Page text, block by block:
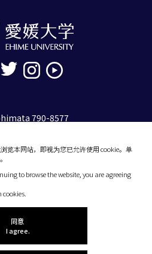
览本网站，即视为您已允许使用 cookie。单
to browse the website, you are agreeing
同意
I agree.
790-8577
Ehime 790-
Ehime University.